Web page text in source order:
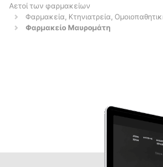
Αετοί των φαρμακείων
Φαρμακεία, Κτηνιατρεία,
Φαρμακείο Μαυρομάτη